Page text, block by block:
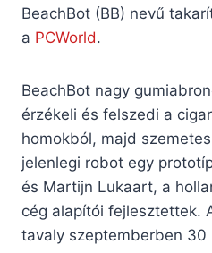
BeachBot (BB) nevű
a PCWorld.
BeachBot nagy
érzékeli és felszedi a
homokból, majd
jelenlegi robot egy
és Martijn Lukaart, a
cég alapítói fejlesztettek.
tavaly szeptemberben 30